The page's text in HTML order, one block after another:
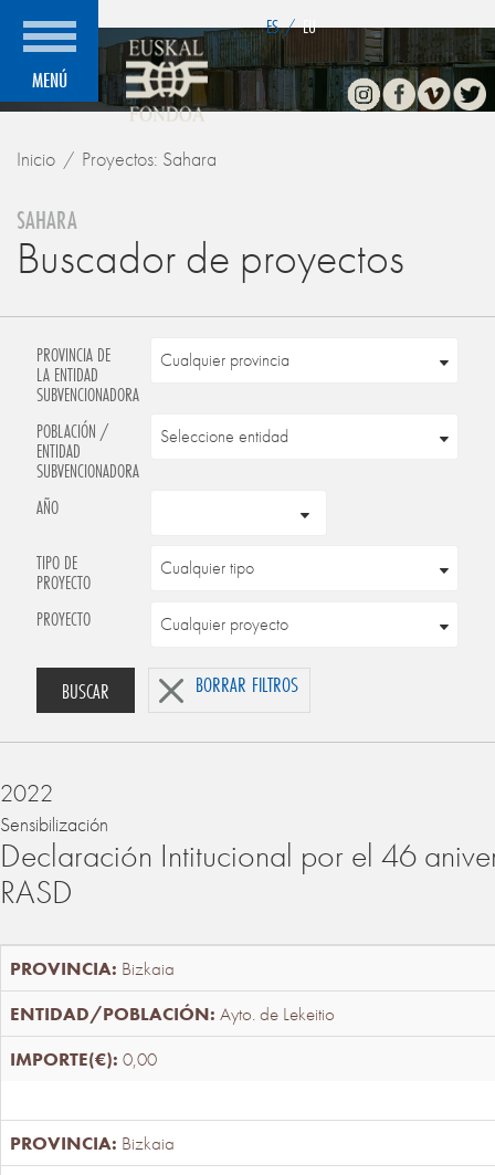
MENÚ
ES / EU
InstagramFacebook
Vimeo
Inicio Proyectos: Sahara
SAHARA
Buscador de proyectos
PROVINCIA DE
LA ENTIDAD
SUBVENCIONADORA
POBLACIÓN /
ENTIDAD
SUBVENCIONADORA
AÑO
TIPO DE
PROYECTO
PROYECTO
BUSCAR BORRAR FILTROS
2022
Sensibilización
Declaración Intitucional por el 46
RASD
Bizkaia
Ayto. de Lekeitio
0,00
Bizkaia